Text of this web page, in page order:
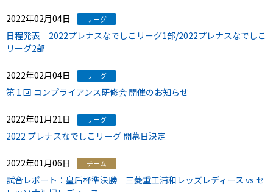
2022年02月04日 リーグ
日程発表 2022プレナスなでしこリーグ1部/2022プレナスなでしこ
リーグ2部
2022年02月04日 リーグ
第 1 回 コンプライアンス研修会 開催のお知らせ
2022年01月21日 リーグ
2022 プレナスなでしこリーグ 開幕日決定
2022年01月06日 チーム
試合レポート：皇后杯準決勝 三菱重工浦和レッズレディース vs セ